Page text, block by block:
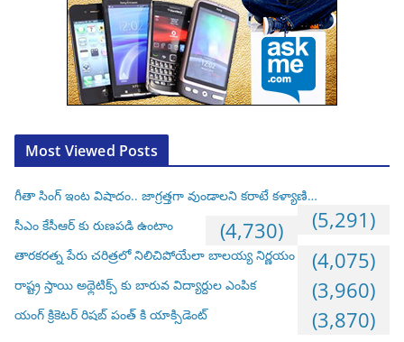
Most Viewed Posts
గీతా సింగ్ ఇంట విషాదం.. జాగ్రత్తగా వుండాలని కరాటే కళ్యాణి…
(5,291)
సీఎం కేసీఆర్ కు రుణపడి ఉంటాం (4,730)
తారకరత్న పేరు చరిత్రలో నిలిచిపోయేలా బాలయ్య నిర్ణయం (4,075)
రాష్ట్ర స్తాయి అథ్లెటిక్స్ కు బారువ విద్యార్దుల ఎంపిక (3,960)
యంగ్ క్రికెటర్ రిషబ్ పంత్ కి యాక్సిడెంట్ (3,870)